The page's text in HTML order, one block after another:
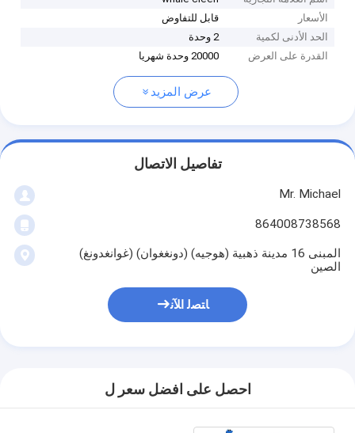
الأسعار
قابل للتفاوض
الحد الأدنى لكمية
2 وحدة
القدرة على العرض
20000 وحدة شهريا
عرض المزيد
تفاصيل الاتصال
Mr. Michael
864008738568
المبنى 16 مدينة ذهبية (هوجيه) (دونغغوان) (غوانغدونغ)
الصين
ﺎﺘﺼﻟ ﺍﻶﻧ
احصل على افضل سعر ل